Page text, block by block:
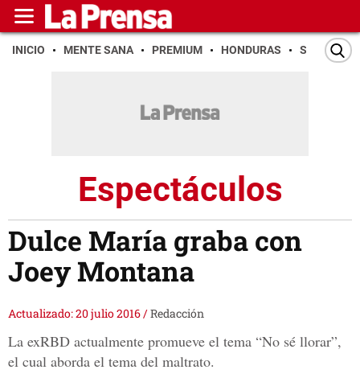
INICIO MENTE SANA PREMIUM HONDURAS SAN PEDRO
Espectáculos
Dulce María graba con
Joey Montana
Actualizado: 20 julio 2016/Redacción
La exRBD actualmente promueve el tema “No sé llorar”,
el cual aborda el tema del maltrato.